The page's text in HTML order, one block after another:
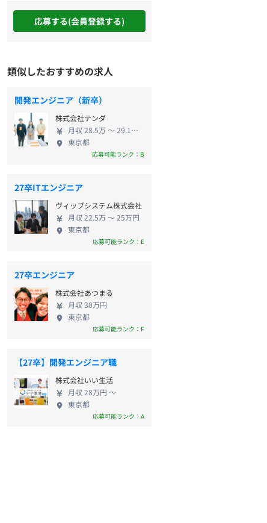
応募する(会員登録する)
類似したおすすめの求人
開発エンジニア（新卒）
株式会社テンダ
月収 28.5万 〜 29.1万円
東京都
応募可能ランク：B
27卒ITエンジニア
ヴィップシステム株式会社
月収 22.5万 〜 25万円
東京都
応募可能ランク：E
27卒エンジニア
株式会社あつまる
月収 30万円
東京都
応募可能ランク：F
【27卒】開発エンジニア職
株式会社いい生活
月収 28万円 〜
東京都
応募可能ランク：A